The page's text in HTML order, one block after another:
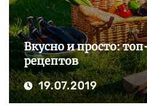
Вкусно и просто:
рецептов
19.07.2019